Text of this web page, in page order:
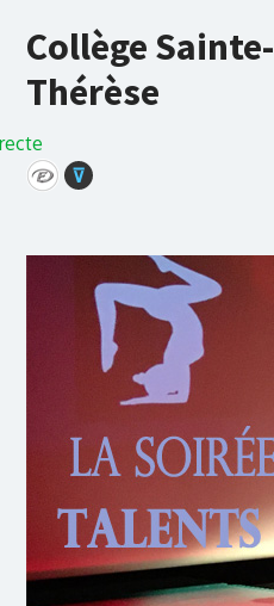
Collège Sainte-
Thérèse
⊽